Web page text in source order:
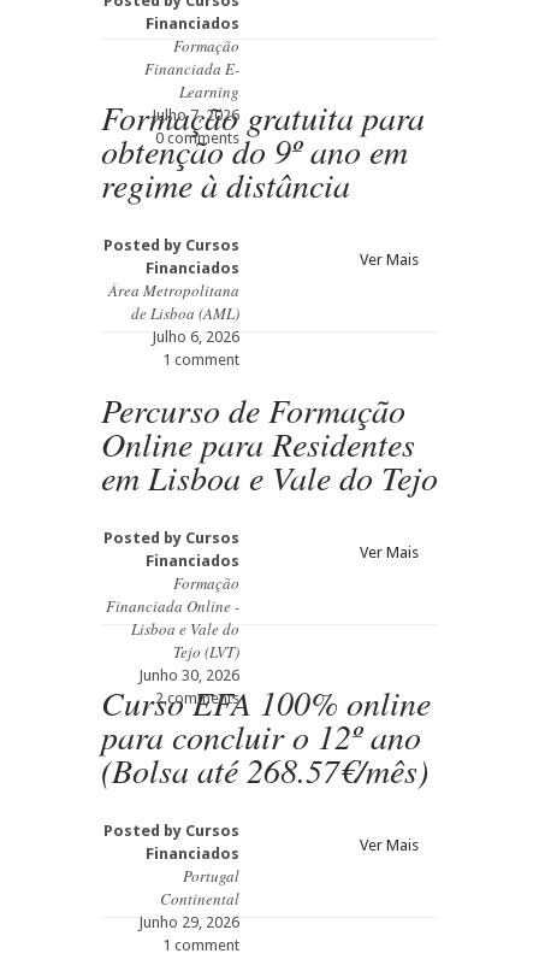
Financiados
Formação
Financiada E-
Learning
Julho 7, 2026
0 comments
Formação gratuita para
obtenção do 9º ano em
regime à distância
Posted by Cursos
Financiados
Área Metropolitana
de Lisboa (AML)
Julho 6, 2026
1 comment
Ver Mais
Percurso de Formação
Online para Residentes
em Lisboa e Vale do Tejo
Posted by Cursos
Financiados
Formação
Financiada Online -
Lisboa e Vale do
Tejo (LVT)
Junho 30, 2026
2 comments
Ver Mais
Curso EFA 100% online
para concluir o 12º ano
(Bolsa até 268.57€/mês)
Posted by Cursos
Financiados
Portugal
Continental
Junho 29, 2026
1 comment
Ver Mais